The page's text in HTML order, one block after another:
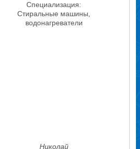
Специализация:
Стиральные машины,
водонагреватели
Николай